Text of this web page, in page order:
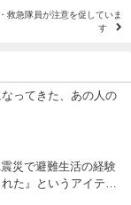
救急隊員が注意を促していま
す
ってきた、あの人の
災で避難生活の経験
た』というアイテ